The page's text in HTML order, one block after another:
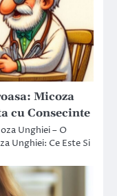
Micoza
cu Consecinte
Unghiei – O
Unghiei: Ce Este Si